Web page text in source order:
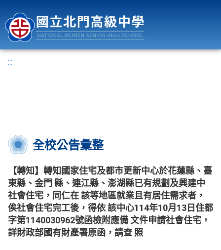
:::
全校公告彙整
【轉知】轉知國家住宅及都市更新中心於花蓮縣、臺
東縣、金門 縣、連江縣、澎湖縣已有規劃及興建中
社會住宅，同仁在 該等地區就業且有居住需求者，
俟社會住宅完工後，得依 該中心114年10月13日住都
字第1140030962號函檢附應備 文件申請社會住宅，
詳財政部國有財產署原函，請查 照